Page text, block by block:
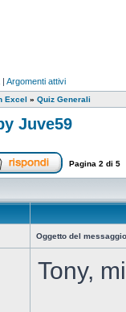
| Argomenti attivi
Excel » Quiz Generali
Juve59
Pagina 2 di 5
Oggetto del
Tony,